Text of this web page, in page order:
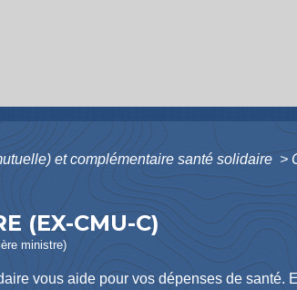
et complémentaire santé solidaire >
(EX-CMU-C)
ministre)
vous aide pour vos dépenses de santé.